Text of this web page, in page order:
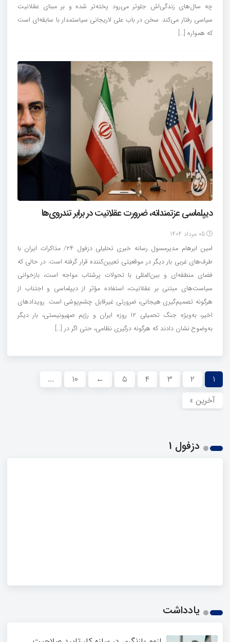
چه سال‌های زندگی‌اش جلوتر می‌رود پخته‌تر شده و بر مبنای عقلانیت
سیاسی رفتار می‌کند. سخن در باب علی لاریجانی سیاستمدار با سابقه‌ای است
که همواره […]
دیپلماسی عزتمندانه، ضرورت عقلانیت در برابر تندروی‌ها
05 مرداد 1404
امین ابرهام مدیرمسول رسانه خبری تحلیلی دزفول ۲۴/ مذاکرات ایران با
طرف‌های غربی بار دیگر در موقعیتی تعیین‌کننده قرار گرفته است. در حالی که
فضای منطقه‌ای و بین‌المللی با تحولات پرشتاب مواجه است، بازخوانی
سیاست‌های مبتنی بر عقلانیت، استفاده مؤثر از دیپلماسی و اجتناب از
هرگونه تصمیم‌گیری هیجانی، ضرورتی غیرقابل چشم‌پوشی است. رویدادهای
اخیر، به‌ویژه جنگ تحمیلی ۱۲ روزه ایران و رژیم صهیونیستی، بار دیگر
به‌وضوح نشان دادند که هرگونه درگیری نظامی، حتی اگر در […]
۱ ۲ ۳ ۴ ۵ ← ۱۰
...
آخرین »
دزفول 1
یادداشت